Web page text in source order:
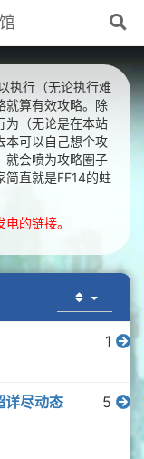
执行（无论执行难
就算有效攻略。除
为（无论是在本站
本可以自己想个攻
就会喷为攻略圈子
简直就是FF14的蛀
的链接。
1
详尽动态
5